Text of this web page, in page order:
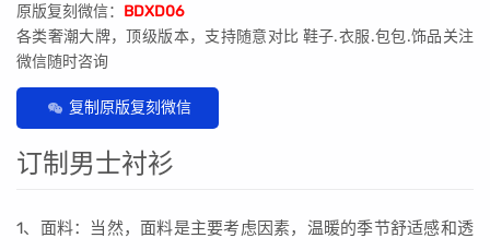
原版复刻微信： BDXD06
各类奢潮大牌，顶级版本，支持随意对比 鞋子.衣服.包包.饰品关注
微信随时咨询
复制原版复刻微信
订制男士衬衫
1、面料：当然，面料是主要考虑因素，温暖的季节舒适感和透